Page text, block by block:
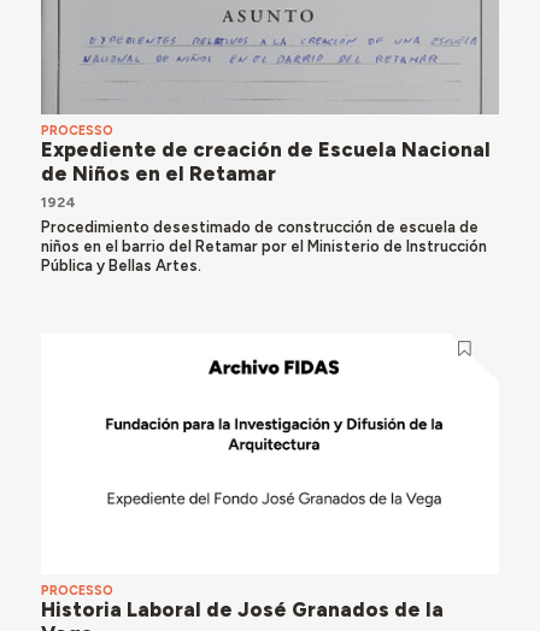
PROCESSO
Expediente de creación de Escuela Nacional
de Niños en el Retamar
1924
Procedimiento desestimado de construcción de escuela de
niños en el barrio del Retamar por el Ministerio de Instrucción
Pública y Bellas Artes.
PROCESSO
Historia Laboral de José Granados de la